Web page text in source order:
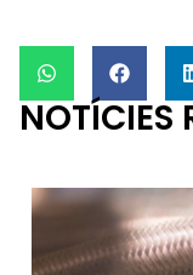
NOTÍCIES